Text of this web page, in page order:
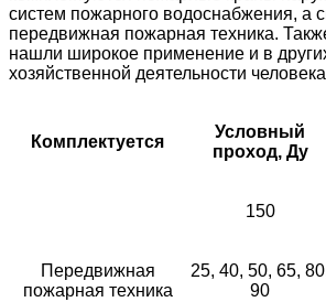
систем пожарного водоснабжения,
передвижная пожарная техника.
нашли широкое применение и в
хозяйственной деятельности
Комплектуется
Условный
проход, Ду
Передвижная
пожарная техника
150
25, 40, 50, 65,
90